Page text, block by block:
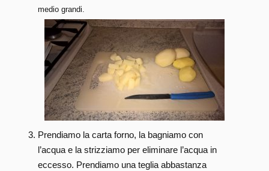
medio grandi.
Prendiamo la carta forno, la bagniamo con
l’acqua e la strizziamo per eliminare l’acqua in
eccesso. Prendiamo una teglia abbastanza